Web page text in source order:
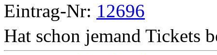
Eintrag-Nr: 12696
Hat schon jemand Tickets